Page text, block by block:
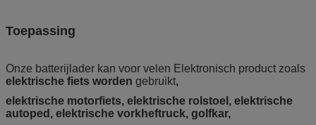
Toepassing
elektrische fiets worden gebruikt,
elektrische motorfiets, elektrische rolstoel, elektrische
autoped, elektrische vorkheftruck, golfkar,